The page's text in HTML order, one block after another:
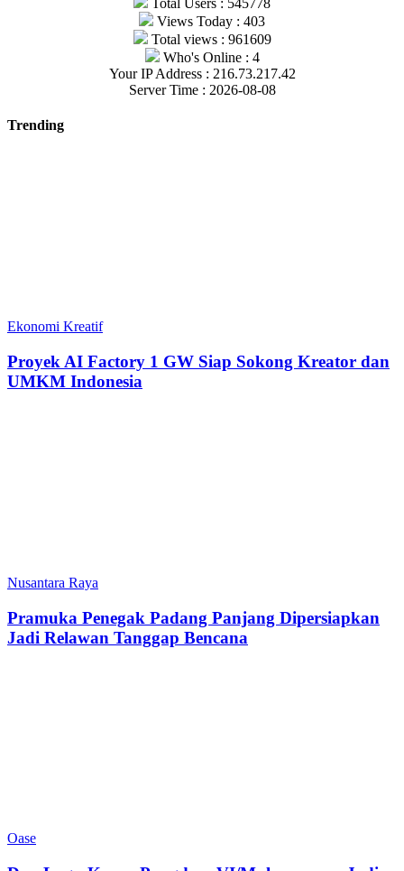
Views Today : 403
Total views : 961609
Who's Online : 4
Your IP Address : 216.73.217.42
Server Time : 2026-08-08
Trending
Ekonomi Kreatif
Proyek AI Factory 1 GW Siap Sokong Kreator dan
UMKM Indonesia
Nusantara Raya
Pramuka Penegak Padang Panjang Dipersiapkan
Jadi Relawan Tanggap Bencana
Oase